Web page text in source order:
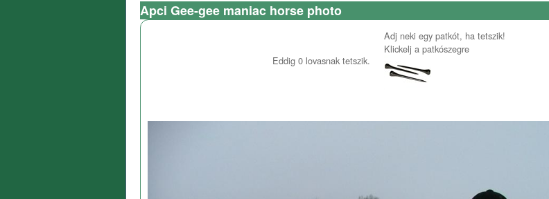
Apci Gee-gee maniac horse photo
Eddig 0 lovasnak tetszik.
Adj neki egy patkót, ha tetszik!
Klickelj a patkószegre